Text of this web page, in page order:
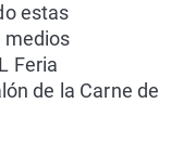
estas
medios
Feria
de la Carne de